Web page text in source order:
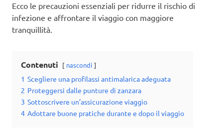
Ecco le precauzioni essenziali per ridurre il rischio di
infezione e affrontare il viaggio con maggiore
tranquillità.
Contenuti nascondi
1 Scegliere una profilassi antimalarica adeguata
2 Proteggersi dalle punture di zanzara
3 Sottoscrivere un’assicurazione viaggio
4 Adottare buone pratiche durante e dopo il viaggio